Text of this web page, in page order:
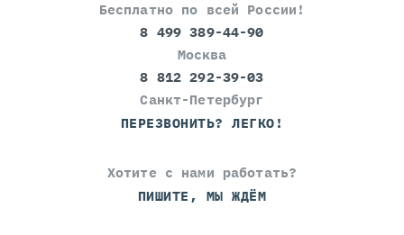
Бесплатно по всей России!
8 499 389-44-90
Москва
8 812 292-39-03
Санкт-Петербург
ПЕРЕЗВОНИТЬ? ЛЕГКО!
Хотите с нами работать?
ПИШИТЕ, МЫ ЖДЁМ